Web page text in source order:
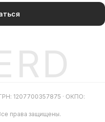
1207700357875 · ОКПО:
права защищены.